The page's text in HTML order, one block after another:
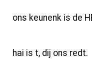
ons keunenk is de
hai is t, dij ons redt.